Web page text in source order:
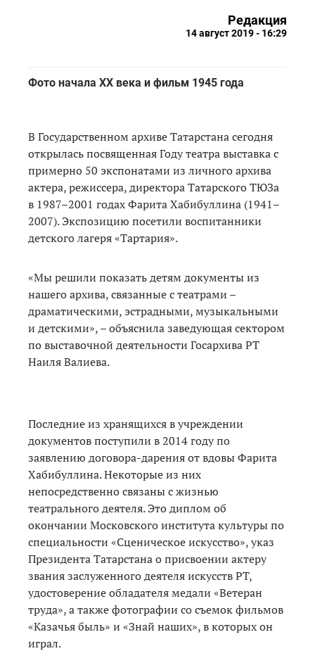
Редакция
14 август 2019 - 16:29
Фото начала ХХ века и фильм 1945 года
В Государственном архиве Татарстана сегодня
открылась посвященная Году театра выставка с
примерно 50 экспонатами из личного архива
актера, режиссера, директора Татарского ТЮЗа
в 1987–2001 годах Фарита Хабибуллина (1941–
2007). Экспозицию посетили воспитанники
детского лагеря «Тартария».
«Мы решили показать детям документы из
нашего архива, связанные с театрами –
драматическими, эстрадными, музыкальными
и детскими», – объяснила заведующая сектором
по выставочной деятельности Госархива РТ
Наиля Валиева.
Последние из хранящихся в учреждении
документов поступили в 2014 году по
заявлению договора-дарения от вдовы Фарита
Хабибуллина. Некоторые из них
непосредственно связаны с жизнью
театрального деятеля. Это диплом об
окончании Московского института культуры по
специальности «Сценическое искусство», указ
Президента Татарстана о присвоении актеру
звания заслуженного деятеля искусств РТ,
удостоверение обладателя медали «Ветеран
труда», а также фотографии со съемок фильмов
«Казачья быль» и «Знай наших», в которых он
играл.